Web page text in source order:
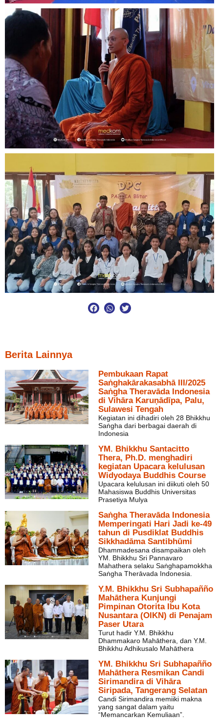
Berita Lainnya
Pembukaan Rapat
Saṅghakārakasabhā III/2025
Saṅgha Theravāda Indonesia
di Vihāra Karuṇādīpa, Palu,
Sulawesi Tengah
Kegiatan ini dihadiri oleh 28 Bhikkhu
Saṅgha dari berbagai daerah di
Indonesia
YM. Bhikkhu Santacitto
Thera, Ph.D. menghadiri
kegiatan Upacara kelulusan
Widyodaya Buddhis Course
Upacara kelulusan ini diikuti oleh 50
Mahasiswa Buddhis Universitas
Prasetiya Mulya
Saṅgha Theravāda Indonesia
Memperingati Hari Jadi ke-49
tahun di Pusdiklat Buddhis
Sikkhadāma Santibhūmi
Dhammadesana disampaikan oleh
YM. Bhikkhu Sri Pannavaro
Mahathera selaku Saṅghapamokkha
Saṅgha Therāvada Indonesia.
Y.M. Bhikkhu Sri Subhapañño
Mahāthera Kunjungi
Pimpinan Otorita Ibu Kota
Nusantara (OIKN) di Penajam
Paser Utara
Turut hadir Y.M. Bhikkhu
Dhammakaro Mahāthera, dan Y.M.
Bhikkhu Adhikusalo Mahāthera
YM. Bhikkhu Sri Subhapañño
Mahāthera Resmikan Candi
Sirimandira di Vihāra
Siripada, Tangerang Selatan
Candi Sirimandira memiiki makna
yang sangat dalam yaitu
“Memancarkan Kemuliaan”.